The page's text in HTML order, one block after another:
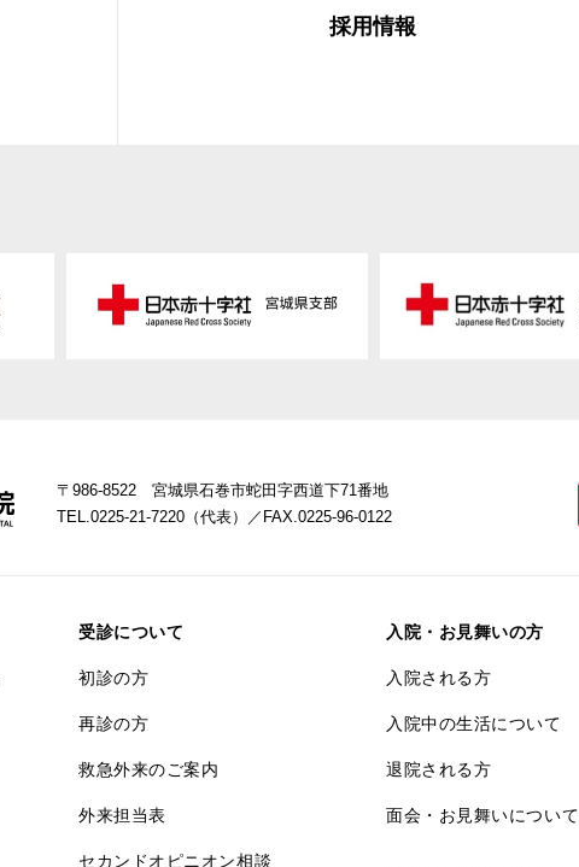
採用情報
〒986-8522 宮城県石巻市蛇田字西道下71番地
TEL.0225-21-7220（代表）
／FAX.0225-96-0122
受診について
初診の方
再診の方
救急外来のご案内
外来担当表
セカンドオピニオン相談
入院・お見舞いの方
入院される方
入院中の生活について
退院される方
面会・お見舞いについて